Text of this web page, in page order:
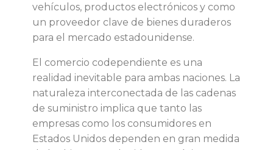
o
n
o
vehículos, productos electrónicos y como
un proveedor clave de bienes duraderos
para el mercado estadounidense.
El comercio codependiente es una
realidad inevitable para ambas naciones. La
naturaleza interconectada de las cadenas
de suministro implica que tanto las
empresas como los consumidores en
Estados Unidos dependen en gran medida